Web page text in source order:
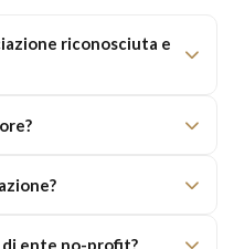
riconosciuta e
di ente no-profit?